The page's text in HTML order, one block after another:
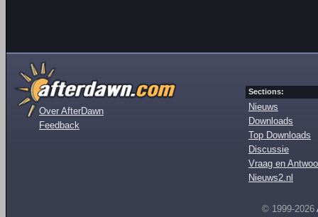
Over AfterDawn
Feedback
Sections:
Nieuws
Downloads
Top Downloads
Discussie
Vraag en
Nieuws2.nl
© 1999-2026